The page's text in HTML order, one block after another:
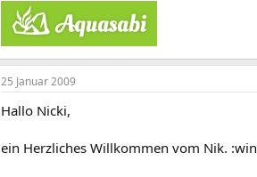
25 Januar 2009
Hallo Nicki,
ein Herzliches Willkommen vom Nik.